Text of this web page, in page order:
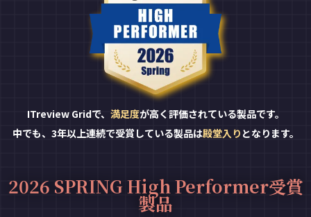
ITreview Gridで、 満足度が高く評価されている製品です。
中でも、3年以上連続で受賞している製品は殿堂入り となります。
2026 SPRING High Performer受賞
製品